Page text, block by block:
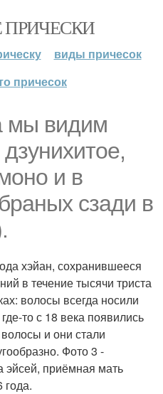
ПРИЧЕСКИ
виды причесок
причесок
мы видим
и в
сзади в
хэйан, сохранившееся
в течение тысячи триста
волосы всегда носили
то с 18 века появились
и они стали
Фото 3 -
приёмная мать
года.